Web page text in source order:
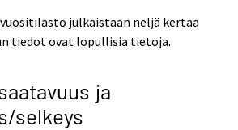
julkaistaan neljä kertaa
tiedot ovat lopullisia tietoja.
ja
selkeys